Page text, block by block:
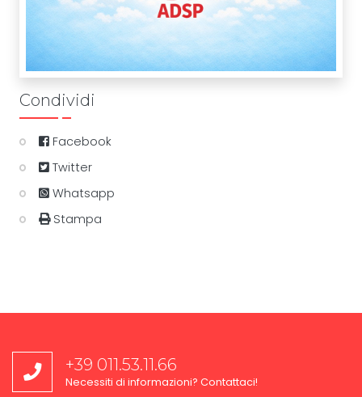
Condividi
Facebook
Twitter
Whatsapp
Stampa
+39 011.53.11.66
Necessiti di informazioni? Contattaci!